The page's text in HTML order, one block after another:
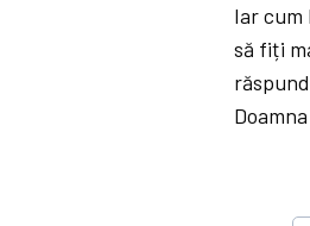
Iar cum
să fiți